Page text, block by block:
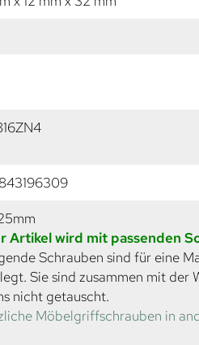
Artikel wird mit passenden
Schrauben sind für eine
Sie sind zusammen mit der
nicht getauscht.
Möbelgriffschrauben in